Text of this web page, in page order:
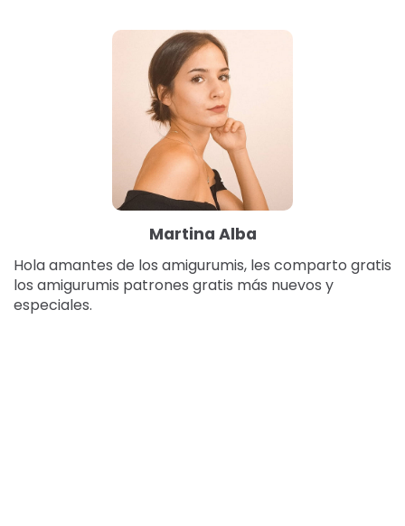
Martina Alba
Hola amantes de los amigurumis, les comparto gratis
los amigurumis patrones gratis más nuevos y
especiales.